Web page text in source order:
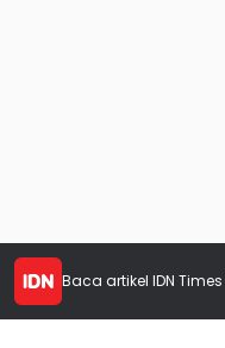
Baca artikel IDN Times